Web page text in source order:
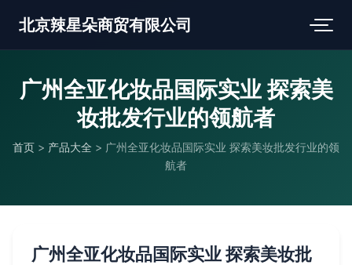
北京辣星朵商贸有限公司
广州全亚化妆品国际实业 探索美
妆批发行业的领航者
首页 > 产品大全 > 广州全亚化妆品国际实业 探索美妆批发行业的领
航者
广州全亚化妆品国际实业 探索美妆批